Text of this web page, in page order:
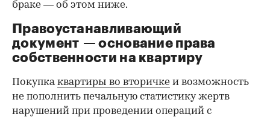
00:00 / 00:00
браке — об этом ниже.
Правоустанавливающий
документ — основание права
собственности на квартиру
Покупкаквартиры во вторичке и возможность
не пополнить печальную статистику жертв
нарушений при проведении операций с